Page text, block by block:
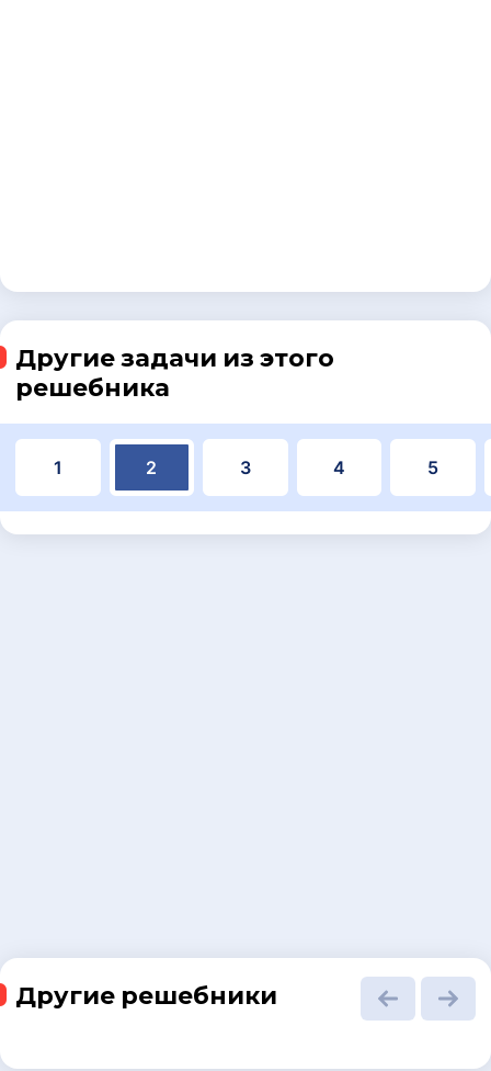
Другие задачи из этого
решебника
1 2 3 4 5
Другие решебники